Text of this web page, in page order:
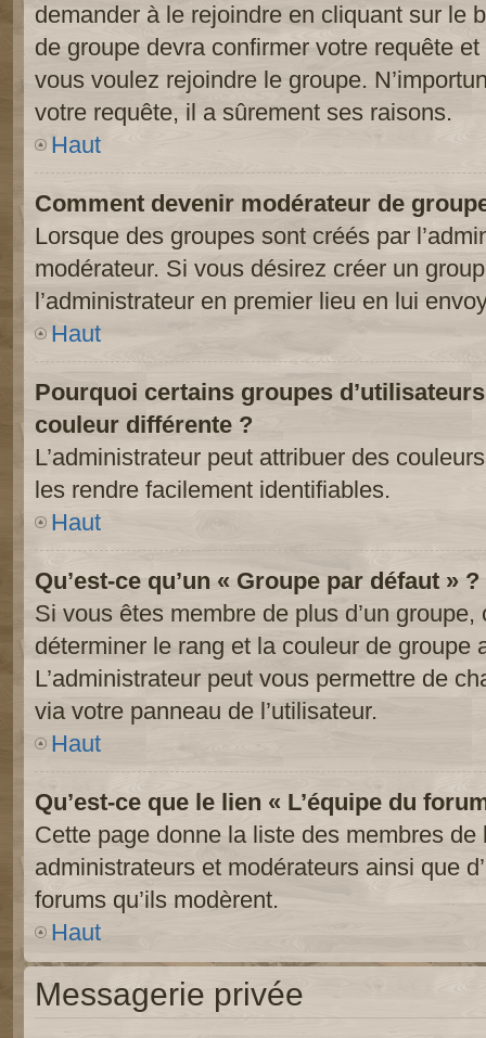
demander à le rejoindre en cliquant sur le
de groupe devra confirmer votre requête
vous voulez rejoindre le groupe.
votre requête, il a sûrement ses raisons.
Haut
Comment devenir modérateur de
Lorsque des groupes sont créés par
modérateur. Si vous désirez créer un
l’administrateur en premier lieu en lui
Haut
Pourquoi certains groupes
couleur différente ?
L’administrateur peut attribuer des
les rendre facilement identifiables.
Haut
Qu’est-ce qu’un « Groupe par défaut » ?
Si vous êtes membre de plus d’un
déterminer le rang et la couleur de groupe
L’administrateur peut vous permettre de
via votre panneau de l’utilisateur.
Haut
Qu’est-ce que le lien « L’équipe du
Cette page donne la liste des membres de
administrateurs et modérateurs ainsi que
forums qu’ils modèrent.
Haut
Messagerie privée